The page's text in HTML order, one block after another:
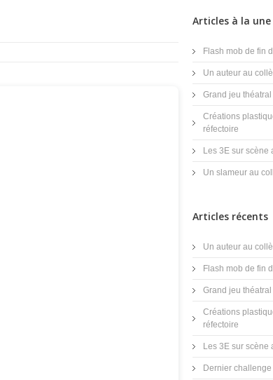
Articles à la une
Flash mob de fin
Un auteur au
Grand jeu
Créations
réfectoire
Les 3E sur scène
Un slameur au
Articles récents
Un auteur au
Flash mob de fin
Grand jeu
Créations
réfectoire
Les 3E sur scène
Dernier